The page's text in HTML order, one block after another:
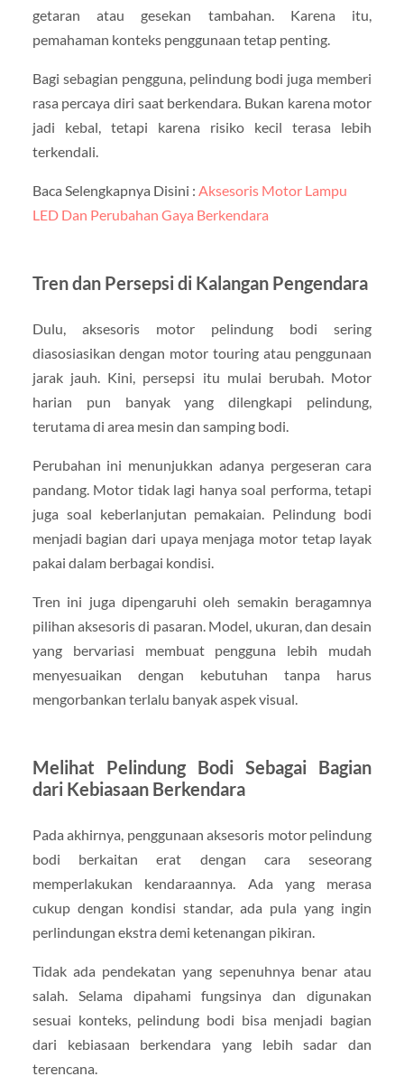
getaran atau gesekan tambahan. Karena itu,
pemahaman konteks penggunaan tetap penting.
Bagi sebagian pengguna, pelindung bodi juga memberi
rasa percaya diri saat berkendara. Bukan karena motor
jadi kebal, tetapi karena risiko kecil terasa lebih
terkendali.
Baca Selengkapnya Disini : Aksesoris Motor Lampu
LED Dan Perubahan Gaya Berkendara
Tren dan Persepsi di Kalangan Pengendara
Dulu, aksesoris motor pelindung bodi sering
diasosiasikan dengan motor touring atau penggunaan
jarak jauh. Kini, persepsi itu mulai berubah. Motor
harian pun banyak yang dilengkapi pelindung,
terutama di area mesin dan samping bodi.
Perubahan ini menunjukkan adanya pergeseran cara
pandang. Motor tidak lagi hanya soal performa, tetapi
juga soal keberlanjutan pemakaian. Pelindung bodi
menjadi bagian dari upaya menjaga motor tetap layak
pakai dalam berbagai kondisi.
Tren ini juga dipengaruhi oleh semakin beragamnya
pilihan aksesoris di pasaran. Model, ukuran, dan desain
yang bervariasi membuat pengguna lebih mudah
menyesuaikan dengan kebutuhan tanpa harus
mengorbankan terlalu banyak aspek visual.
Melihat Pelindung Bodi Sebagai Bagian
dari Kebiasaan Berkendara
Pada akhirnya, penggunaan aksesoris motor pelindung
bodi berkaitan erat dengan cara seseorang
memperlakukan kendaraannya. Ada yang merasa
cukup dengan kondisi standar, ada pula yang ingin
perlindungan ekstra demi ketenangan pikiran.
Tidak ada pendekatan yang sepenuhnya benar atau
salah. Selama dipahami fungsinya dan digunakan
sesuai konteks, pelindung bodi bisa menjadi bagian
dari kebiasaan berkendara yang lebih sadar dan
terencana.